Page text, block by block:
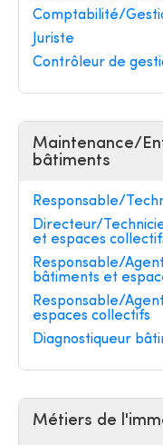
Comptabilité/
Juriste
Contrôleur de
Maintenance/
bâtiments
Responsable/
Directeur/
et espaces
Responsable/
bâtiments et
Responsable/
espaces collectifs
Diagnostiqueur
Métiers de